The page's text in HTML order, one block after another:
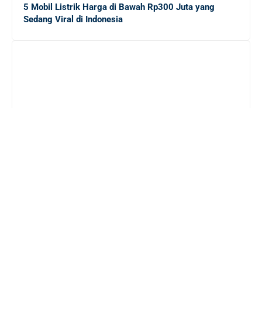
5 Mobil Listrik Harga di Bawah Rp300 Juta yang
Sedang Viral di Indonesia